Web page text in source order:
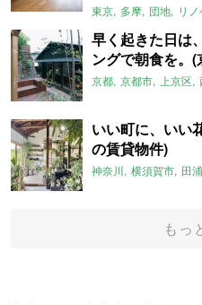
東京 多摩 団地 リ
早く起きた日は
ングで朝食を。
京都 京都市 上京区
いい町に、いい
の賃貸物件)
神奈川 横須賀市 田浦
もっ